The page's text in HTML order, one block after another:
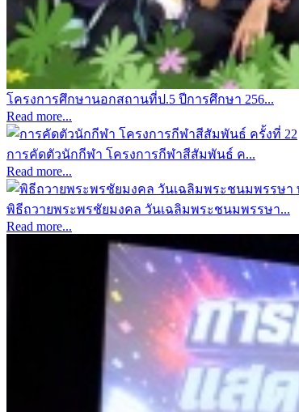
โครงการศึกษานอกสถานที่ป.5 ปีการศึกษา 256...
Read more...
การคัดตัวนักกีฬา โครงการกีฬาสีสัมพันธ์ ค...
Read more...
พิธีถวายพระพรชัยมงคล วันเฉลิมพระชนมพรรษา...
Read more...